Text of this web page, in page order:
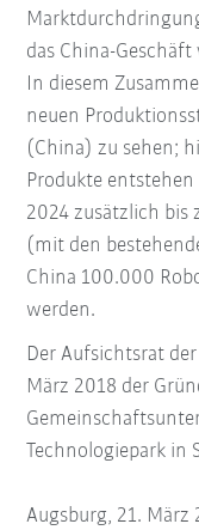
das China-
In diesem
neuen
(China) zu sehen;
Produkte
2024 zusätzlich bis
(mit den
China 100.000
werden.
Der Aufsichtsrat
März 2018 der
Technologiepark in
Augsburg, 21. März